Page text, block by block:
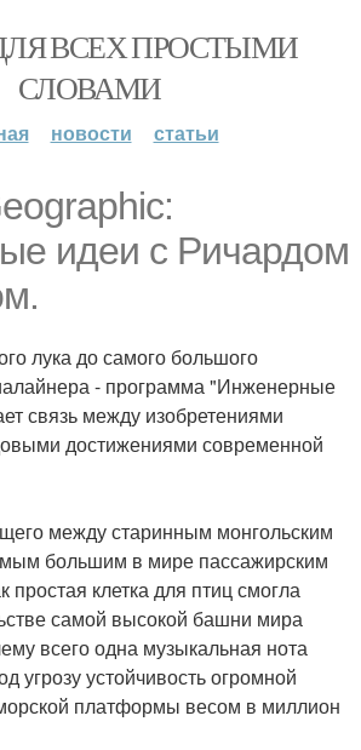
ВСЕХ ПРОСТЫМИ
СЛОВАМИ
новости статьи
идеи с Ричардом
лука до самого большого
- программа "Инженерные
связь между изобретениями
достижениями современной
между старинным монгольским
большим в мире пассажирским
клетка для птиц смогла
самой высокой башни мира
всего одна музыкальная нота
угрозу устойчивость огромной
платформы весом в миллион